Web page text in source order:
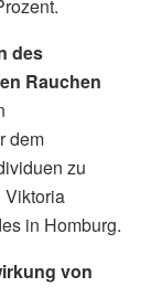
des
Rauchen
dem
zu
Viktoria
in Homburg.
von